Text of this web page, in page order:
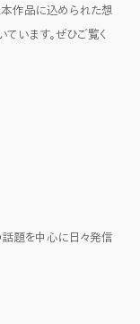
本作品に込められた想
ています。ぜひご覧く
題を中心に日々発信